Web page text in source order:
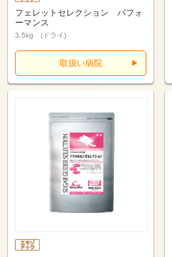
フェレットセレクション パフォ
ーマンス
3.5kg (ドライ)
取扱い病院